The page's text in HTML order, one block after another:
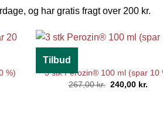
og har gratis fragt over 200 kr.
%)
Tilbud
3 stk Perozin® 100 ml (spar 10
267,00kr. Den
240,00 kr.